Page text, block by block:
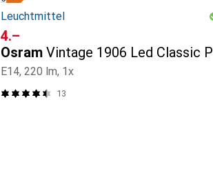
Leuchtmittel
CHF
4.–
Osram Vintage 1906 Led Classic P
E14, 220 lm, 1x
13